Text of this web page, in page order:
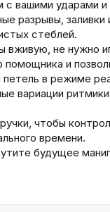
вашими ударами и
разрывы, заливки
стеблей.
вживую, не нужно
и
в режиме
вариации
чтобы
времени.
будущее